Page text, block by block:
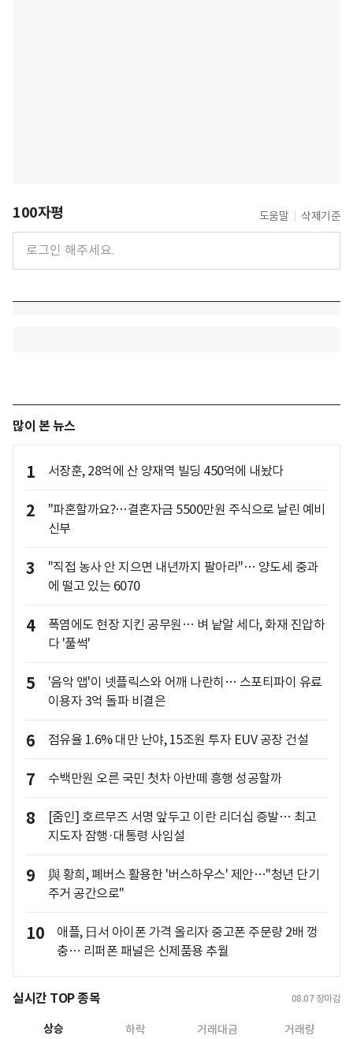
100자평 도움말 삭제기준
많이 본 뉴스
1 서장훈, 28억에 산 양재역 빌딩 450억에 내놨다
2
"파혼할까요?…결혼자금 5500만원 주식으로 날린 예비
신부
3
"직접 농사 안 지으면 내년까지 팔아라"… 양도세 중과
에 떨고 있는 6070
4
폭염에도 현장 지킨 공무원… 벼 낱알 세다, 화재 진압하
다 '풀썩'
5
'음악 앱'이 넷플릭스와 어깨 나란히… 스포티파이 유료
이용자 3억 돌파 비결은
6 점유율 1.6% 대만 난야, 15조원 투자 EUV 공장 건설
7 수백만원 오른 국민 첫차 아반떼 흥행 성공할까
8
[줌인] 호르무즈 서명 앞두고 이란 리더십 증발… 최고
지도자 잠행·대통령 사임설
9
與 황희, 폐버스 활용한 '버스하우스' 제안…"청년 단기
주거 공간으로"
10
애플, 日서 아이폰 가격 올리자 중고폰 주문량 2배 껑
충… 리퍼폰 패널은 신제품용 추월
실시간 TOP 종목 08.07 장마감
상승 하락 거래대금 거래량